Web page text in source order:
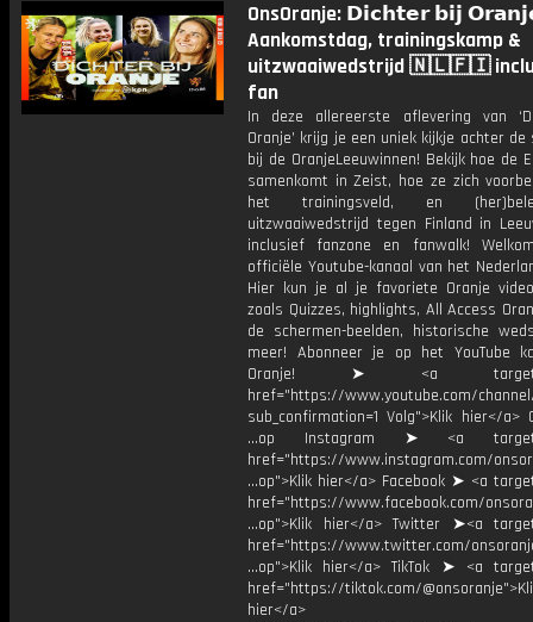
OnsOranje: 𝗗𝗶𝗰𝗵𝘁𝗲𝗿 𝗯𝗶𝗷
Aankomstdag, trainingskamp &
uitzwaaiwedstrijd 🇳🇱🇫🇮
fan
In deze allereerste aflevering van
Oranje’ krijg je een uniek kijkje achter de
bij de OranjeLeeuwinnen! Bekijk hoe de
samenkomt in Zeist, hoe ze zich
het trainingsveld, en
uitzwaaiwedstrijd tegen Finland in
inclusief fanzone en fanwalk!
officiële Youtube-kanaal van het
Hier kun je al je favoriete Oranje
zoals Quizzes, highlights, All Access
de schermen-beelden, historische
meer! Abonneer je op het YouTube
Oranje! ➤ <a
href="https://www.youtube.com/channel/
sub_confirmation=1 Volg">Klik hier</a>
...op Instagram ➤ <a
href="https://www.instagram.com/
...op">Klik hier</a> Facebook ➤ <a
href="https://www.facebook.com/
...op">Klik hier</a> Twitter ➤<a
href="https://www.twitter.com/
...op">Klik hier</a> TikTok ➤ <a
href="https://tiktok.com/
hier</a>